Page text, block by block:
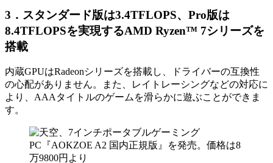
3．スタンダード版は3.4TFLOPS、Pro版は
8.4TFLOPSを実現するAMD Ryzen™ 7シリーズを
搭載
内蔵GPUはRadeonシリーズを搭載し、ドライバーの互換性
の心配がありません。また、レイトレーシングなどの対応に
より、AAAタイトルのゲームを滑らかに遊ぶことができま
す。